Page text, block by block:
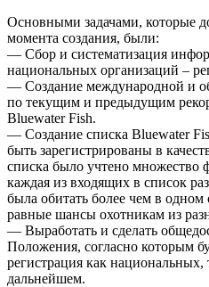
Основными задачами, которые
момента создания, были:
— Сбор и систематизация
национальных организаций –
— Создание международной и
по текущим и предыдущим
Bluewater Fish.
— Создание списка Bluewater
быть зарегистрированы в
списка было учтено множество
каждая из входящих в список
была обитать более чем в одном
равные шансы охотникам из
— Выработать и сделать
Положения, согласно которым
регистрация как
дальнейшем.